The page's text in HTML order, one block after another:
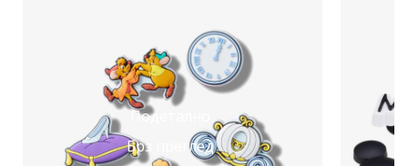
Подетално
Брз преглед